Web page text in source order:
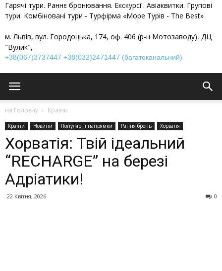
Гарячі тури. Раннє бронювання. Екскурсії. Авіаквитки. Групові
тури. Комбіновані тури - Турфірма «Море Турів - The Best»
м. Львів, вул. Городоцька, 174, оф. 406 (р-н Мотозаводу), ДЦ
"Вулик",
+38(067)3737447 +38(032)2471447 (багатоканальний)
на Головну Країни
Країни Новини Популярні напрямки Рання бронь Хорватія
Хорватія: Твій ідеальний
“RECHARGE” на березі
Адріатики!
22 Квітня, 2026 0